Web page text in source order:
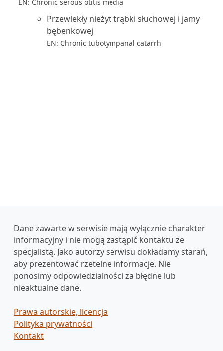
EN: Chronic serous otitis media
Przewlekły nieżyt trąbki słuchowej i jamy
bębenkowej
EN: Chronic tubotympanal catarrh
Dane zawarte w serwisie mają wyłącznie charakter
informacyjny i nie mogą zastąpić kontaktu ze
specjalistą. Jako autorzy serwisu dokładamy starań,
aby prezentować rzetelne informacje. Nie
ponosimy odpowiedzialności za błędne lub
nieaktualne dane.
Prawa autorskie, licencja
Polityka prywatności
Kontakt